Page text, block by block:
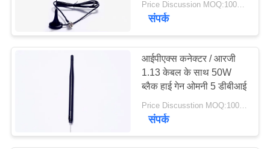
Price Discussion MOQ:100PCS
संपर्क
आईपीएक्स कनेक्टर / आरजी
1.13 केबल के साथ 50W
ब्लैक हाई गेन ओमनी 5 डीबीआई
संपर्क